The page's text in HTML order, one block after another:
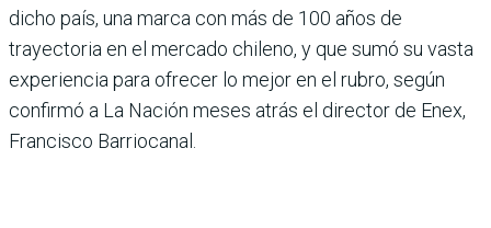
dicho país, una marca con más de 100 años de
trayectoria en el mercado chileno, y que sumó su vasta
experiencia para ofrecer lo mejor en el rubro, según
confirmó a La Nación meses atrás el director de Enex,
Francisco Barriocanal.